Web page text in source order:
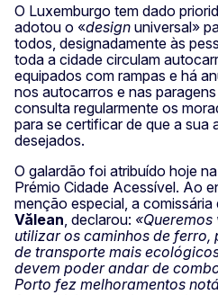
O Luxemburgo tem dado
adotou o «design universal»
todos, designadamente às
toda a cidade circulam
equipados com rampas e há
nos autocarros e nas
consulta regularmente os
para se certificar de que a sua
desejados.
O galardão foi atribuído hoje
Prémio Cidade Acessível. Ao
menção especial, a
Vălean , declarou:
utilizar os caminhos de ferro,
de transporte mais
devem poder andar de
Porto fez melhoramentos